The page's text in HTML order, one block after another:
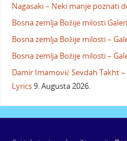
Nagasaki – Neki manje poznati
Bosna zemlja Božije milosti
Bosna zemlja Božije milosti –
Bosna zemlja Božije milosti –
Damir Imamović Sevdah Takht
Lyrics9. Augusta 2026.